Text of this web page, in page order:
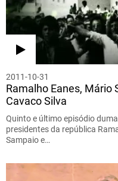
2011-10-31
Ramalho Eanes, Mário
Cavaco Silva
Quinto e último episódio
presidentes da república
Sampaio e…